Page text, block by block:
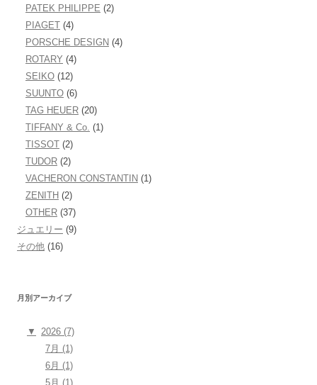
PATEK PHILIPPE (2)
PIAGET (4)
PORSCHE DESIGN (4)
ROTARY (4)
SEIKO (12)
SUUNTO (6)
TAG HEUER (20)
TIFFANY & Co. (1)
TISSOT (2)
TUDOR (2)
VACHERON CONSTANTIN (1)
ZENITH (2)
OTHER (37)
ジュエリー (9)
その他 (16)
月別アーカイブ
▼
2026 (7)
7月 (1)
6月 (1)
5月 (1)